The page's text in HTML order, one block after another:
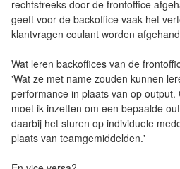
rechtstreeks door de frontoffice
geeft voor de backoffice vaak het
klantvragen coulant worden
Wat leren backoffices van de
'Wat ze met name zouden kunnen
performance in plaats van op
moet ik inzetten om een bepaalde
daarbij het sturen op individuele
plaats van teamgemiddelden.'